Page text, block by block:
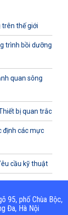
trên thế giới
trình bồi dưỡng
quan sông
bị quan trắc
định các mực
cầu kỹ thuật
95, phố Chùa Bộc,
Đa, Hà Nội